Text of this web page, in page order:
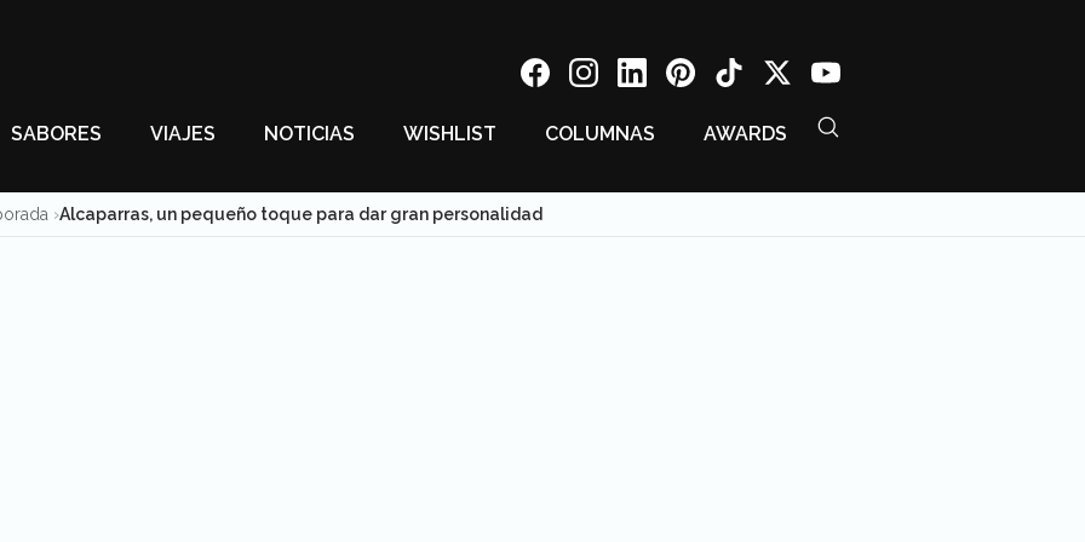
SABORES VIAJES NOTICIAS WISHLIST COLUMNAS AWARDS
Alcaparras, un pequeño toque para dar gran personalidad